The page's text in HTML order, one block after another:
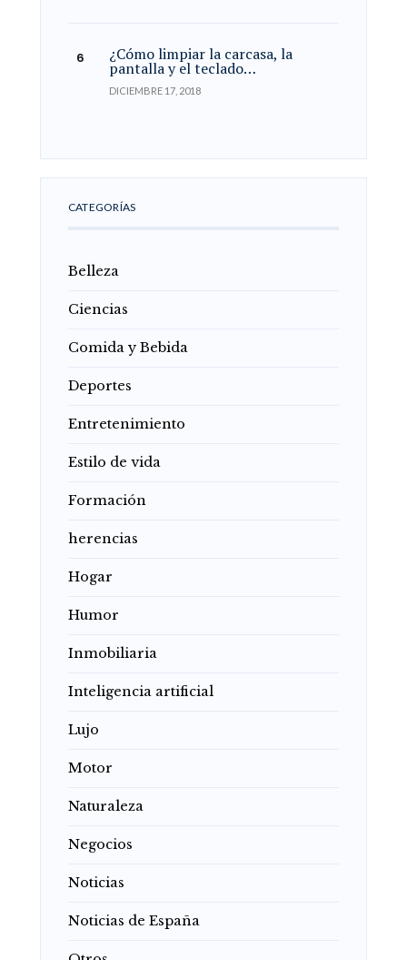
¿Cómo limpiar la carcasa, la
pantalla y el teclado…
DICIEMBRE 17, 2018
CATEGORÍAS
Belleza
Ciencias
Comida y Bebida
Deportes
Entretenimiento
Estilo de vida
Formación
herencias
Hogar
Humor
Inmobiliaria
Inteligencia artificial
Lujo
Motor
Naturaleza
Negocios
Noticias
Noticias de España